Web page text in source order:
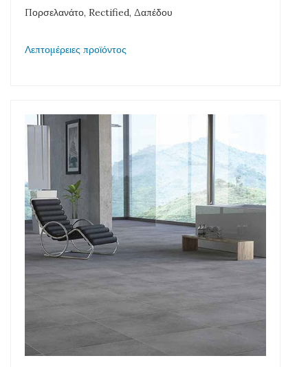
Πορσελανάτο, Rectified, Δαπέδου
Λεπτομέρειες προϊόντος